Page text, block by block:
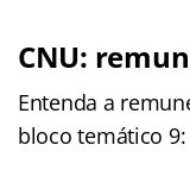
CNU:
Entenda a
bloco temático 9: